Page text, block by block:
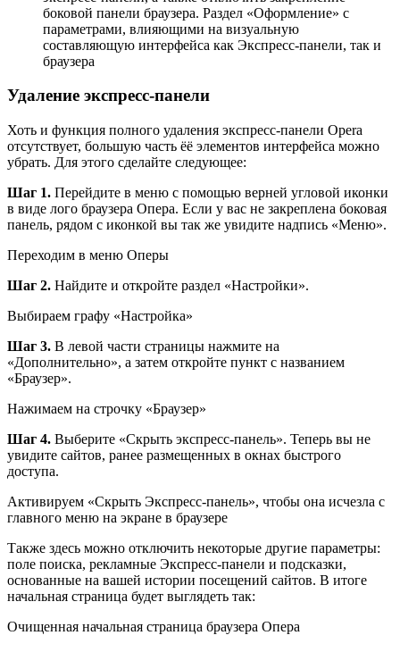
боковой панели браузера. Раздел «Оформление» с
параметрами, влияющими на визуальную
составляющую интерфейса как Экспресс-панели, так и
браузера
Удаление экспресс-панели
Хоть и функция полного удаления экспресс-панели Opera
отсутствует, большую часть ёё элементов интерфейса можно
убрать. Для этого сделайте следующее:
Шаг 1. Перейдите в меню с помощью верней угловой иконки
в виде лого браузера Опера. Если у вас не закреплена боковая
панель, рядом с иконкой вы так же увидите надпись «Меню».
Переходим в меню Оперы
Шаг 2. Найдите и откройте раздел «Настройки».
Выбираем графу «Настройка»
Шаг 3. В левой части страницы нажмите на
«Дополнительно», а затем откройте пункт с названием
«Браузер».
Нажимаем на строчку «Браузер»
Шаг 4. Выберите «Скрыть экспресс-панель». Теперь вы не
увидите сайтов, ранее размещенных в окнах быстрого
доступа.
Активируем «Скрыть Экспресс-панель», чтобы она исчезла с
главного меню на экране в браузере
Также здесь можно отключить некоторые другие параметры:
поле поиска, рекламные Экспресс-панели и подсказки,
основанные на вашей истории посещений сайтов. В итоге
начальная страница будет выглядеть так:
Очищенная начальная страница браузера Опера